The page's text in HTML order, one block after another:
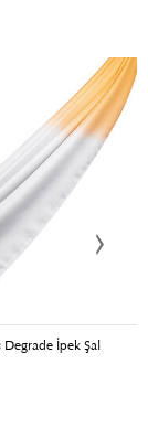
İpek Şal